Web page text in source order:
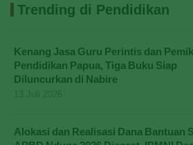
Trending di Pendidikan
Kenang Jasa Guru Perintis dan
Pendidikan Papua, Tiga Buku Siap
Diluncurkan di Nabire
Alokasi dan Realisasi Dana Bantuan